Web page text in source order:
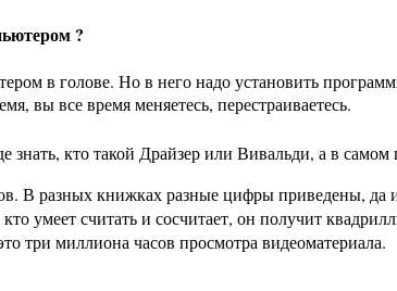
?
в голове. Но в него надо установить
вы все время меняетесь, перестраиваетесь.
кто такой Драйзер или Вивальди, а в
В разных книжках разные цифры приведены, да
умеет считать и сосчитает, он получит
три миллиона часов просмотра видеоматериала.